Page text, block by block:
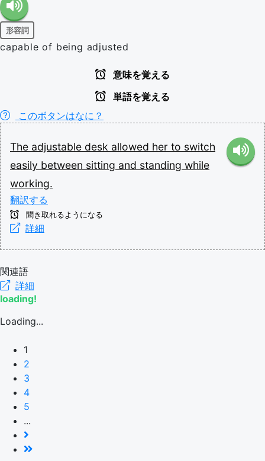
形容詞
capable of being adjusted
意味を覚える
単語を覚える
このボタンはなに？
The adjustable desk allowed her to switch
easily between sitting and standing while
working.
翻訳する
聞き取れるようになる
詳細
関連語
詳細
loading!
Loading...
1
2
3
4
5
...